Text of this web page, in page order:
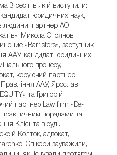
3 сесії, в якій виступили:
юридичних наук,
людини, партнер АО
Микола Стоянов,
«Barristers», заступник
ААУ, кандидат юридичних
процесу,
керуючий партнер
ААУ, Ярослав
та Григорій
партнер Law firm «De-
практичним порадами та
Клієнта в суді.
Колток, адвокат,
Cпікери зауважили,